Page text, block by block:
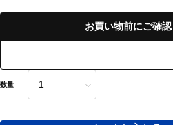
お買い物前にご確
数量